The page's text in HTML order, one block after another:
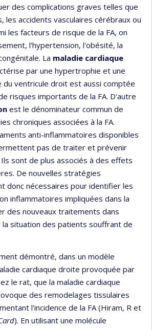
des complications graves telles que
les accidents vasculaires cérébraux ou
les facteurs de risque de la FA, on
l'hypertension, l'obésité, la
La maladie cardiaque
par une hypertrophie et une
du ventricule droit est aussi comptée
risques importants de la FA. D'autre
est le dénominateur commun de
chroniques associées à la FA.
anti-inflammatoires disponibles
pas de traiter et prévenir
sont de plus associés à des effets
De nouvelles stratégies
donc nécessaires pour identifier les
inflammatoires impliquées dans la
des nouveaux traitements dans
situation des patients souffrant de
démontré, dans un modèle
cardiaque droite provoquée par
le rat, que la maladie cardiaque
des remodelages tissulaires
l'incidence de la FA (Hiram, R et
). En utilisant une molécule